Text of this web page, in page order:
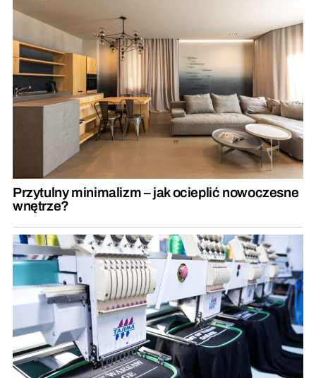
Przytulny minimalizm – jak ocieplić nowoczesne
wnętrze?